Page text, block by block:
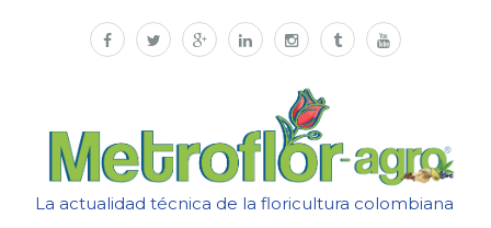
La actualidad técnica de la floricultura colombiana